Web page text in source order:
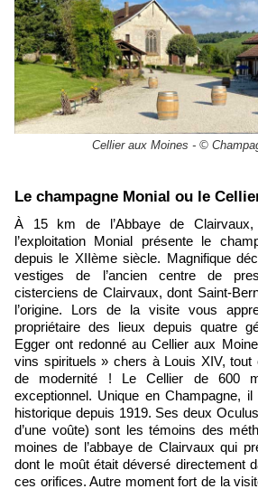
Cellier aux Moines - ©
​Le champagne Monial ou le
À 15 km de l’Abbaye de Clairvaux, à l’écart du village,
l’exploitation Monial présente le
depuis le XIIème siècle. Magnifique
vestiges de l’ancien centre de
cisterciens de Clairvaux, dont Saint-
l’origine. Lors de la visite vous
propriétaire des lieux depuis quatre
Egger ont redonné au Cellier aux
vins spirituels » chers à Louis XIV, tout
de modernité ! Le Cellier de 600
exceptionnel. Unique en Champagne,
historique depuis 1919. Ses deux
d’une voûte) sont les témoins des
moines de l’abbaye de Clairvaux qui
dont le moût était déversé directement
ces orifices. Autre moment fort de la